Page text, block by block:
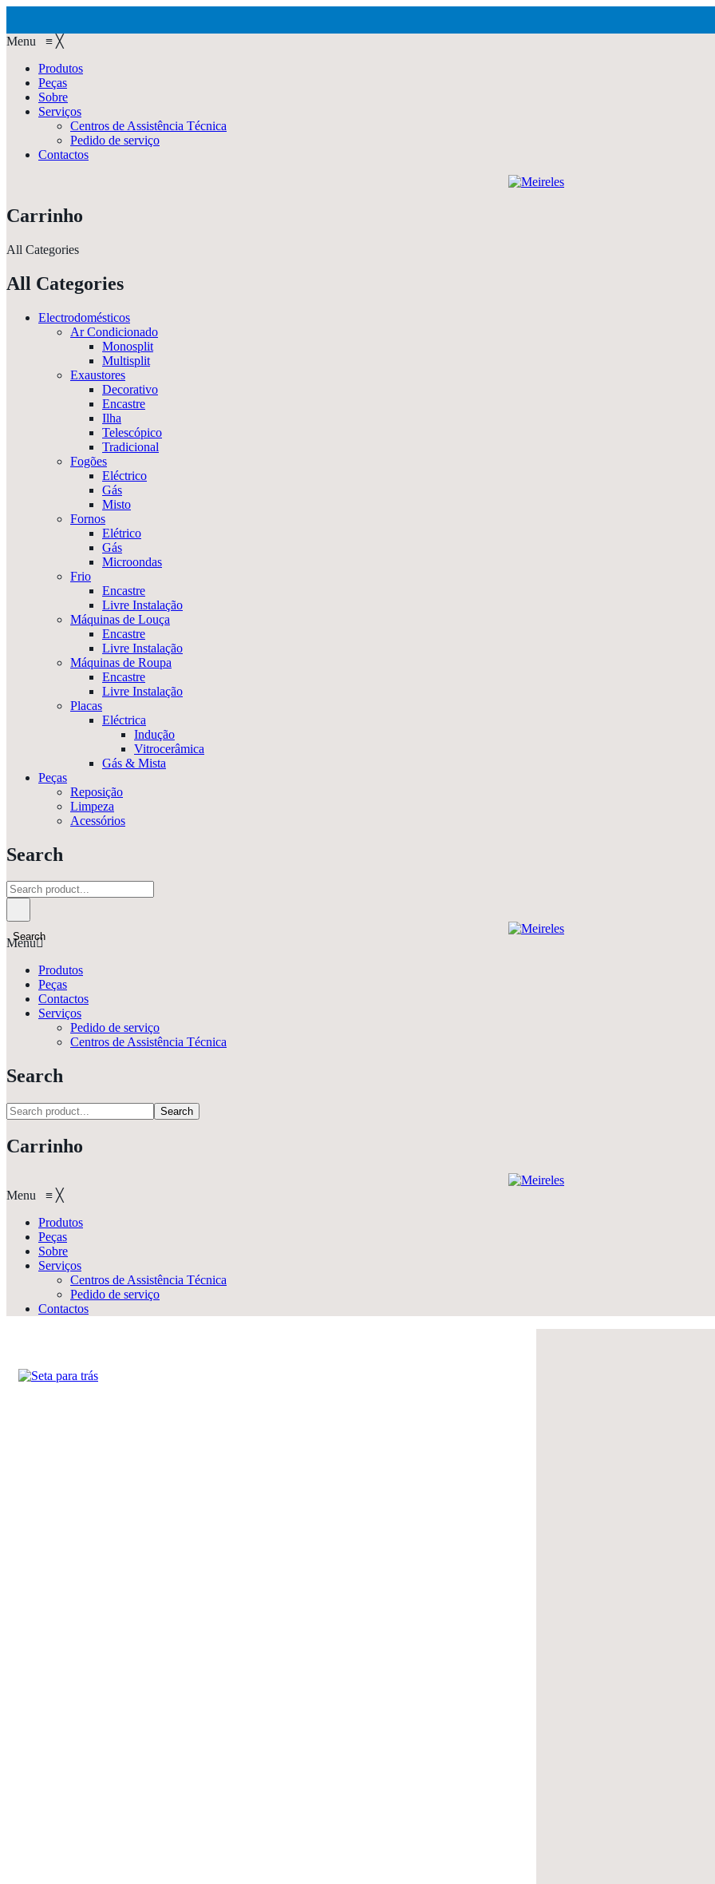
Menu ≡ ╳
Produtos
Peças
Sobre
Serviços
Centros de Assistência Técnica
Pedido de serviço
Contactos
Carrinho
All Categories
All Categories
Electrodomésticos
Ar Condicionado
Monosplit
Multisplit
Exaustores
Decorativo
Encastre
Ilha
Telescópico
Tradicional
Fogões
Eléctrico
Gás
Misto
Fornos
Elétrico
Gás
Microondas
Frio
Encastre
Livre Instalação
Máquinas de Louça
Encastre
Livre Instalação
Máquinas de Roupa
Encastre
Livre Instalação
Placas
Eléctrica
Indução
Vitrocerâmica
Gás & Mista
Peças
Reposição
Limpeza
Acessórios
Search
Search
Menu
Produtos
Peças
Contactos
Serviços
Pedido de serviço
Centros de Assistência Técnica
Search
Search
Carrinho
Menu ≡ ╳
Produtos
Peças
Sobre
Serviços
Centros de Assistência Técnica
Pedido de serviço
Contactos